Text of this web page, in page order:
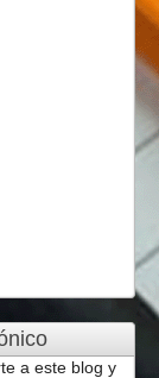
a este blog y